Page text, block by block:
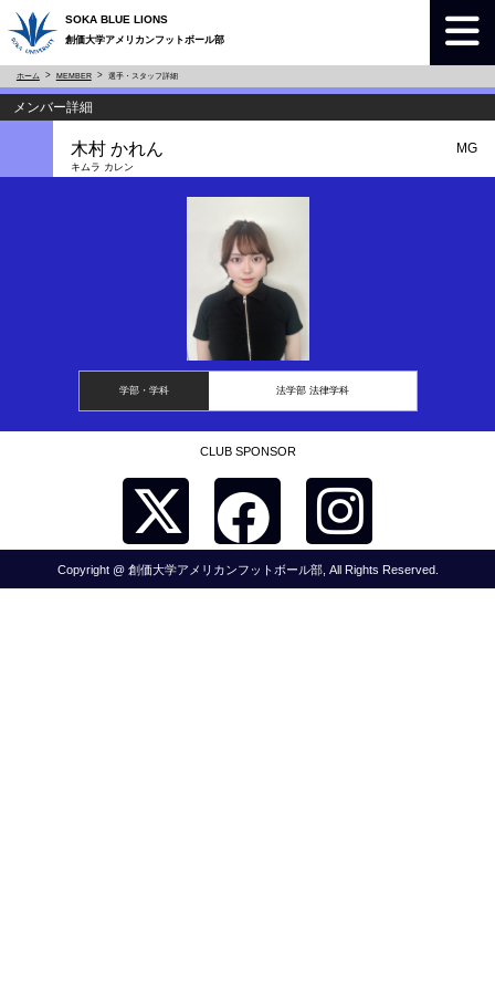
SOKA BLUE LIONS
創価大学アメリカンフットボール部
ホーム MEMBER 選手・スタッフ詳細
メンバー詳細
木村 かれん
キムラ カレン
MG
学部・学科 法学部 法律学科
CLUB SPONSOR
Copyright @ 創価大学アメリカンフットボール部, All Rights Reserved.